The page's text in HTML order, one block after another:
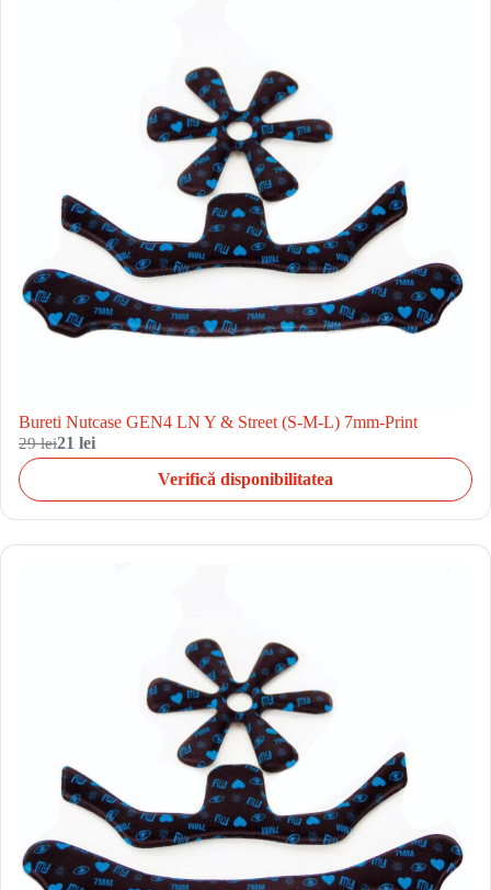
Bureti Nutcase GEN4 LN Y & Street (S-M-L) 7mm-Print
29 lei21 lei
Verifică disponibilitatea